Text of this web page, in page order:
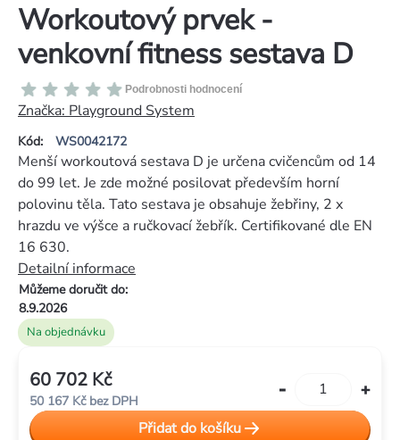
Workoutový prvek -
venkovní fitness sestava D
Kód: WS0042172
Průměrné
hodnocení
produktu
je
0,0
5
hvězdiček.
Podrobnosti hodnocení
Značka: Playground System
Na objednávku
Můžeme doručit do:
8.9.2026
Menší workoutová sestava D je určena cvičencům od 14
do 99 let. Je zde možné posilovat především horní
polovinu těla. Tato sestava je obsahuje žebřiny, 2 x
hrazdu ve výšce a ručkovací žebřík. Certifikované dle EN
16 630.
Detailní informace
60 702 Kč
50 167 Kč bez DPH
cena:
Přidat do košíku